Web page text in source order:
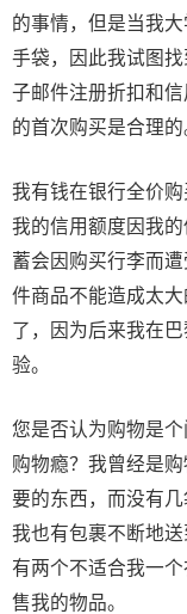
的事情，但是当我
手袋，因此我试图
子邮件注册折扣和
的首次购买是合理的
我有钱在银行全价
我的信用额度因我
蓄会因购买行李而
件商品不能造成太
了，因为后来我在
验。
您是否认为购物是
购物瘾？我曾经是
要的东西，而没有几
我也有包裹不断地
有两个不适合我一
售我的物品。